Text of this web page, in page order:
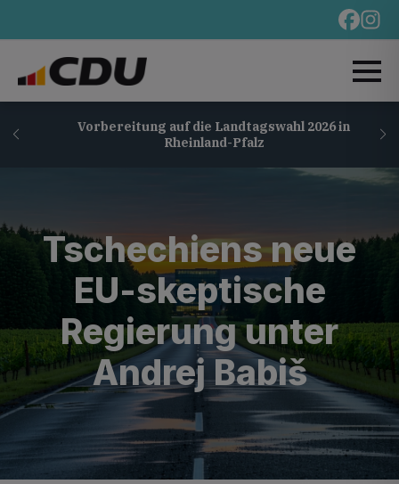
Vorbereitung auf die Landtagswahl 2026 in
Rheinland-Pfalz
Tschechiens neue
EU-skeptische
Regierung unter
Andrej Babiš